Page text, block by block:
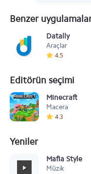
Benzer
Datally
Araçlar
4.5
Editörün seçimi
Minecraft
Macera
4.3
Yeniler
Mafia Style
Müzik